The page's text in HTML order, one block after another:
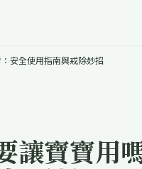
安全使用指南與戒除妙招
讓寶寶用